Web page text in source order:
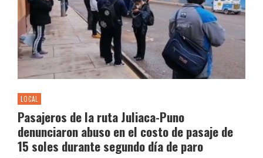
LOCAL
Pasajeros de la ruta Juliaca-Puno
denunciaron abuso en el costo de pasaje de
15 soles durante segundo día de paro